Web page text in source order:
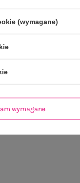
(wymagane)
wymagane